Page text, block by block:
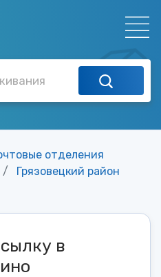
отделения
Грязовецкий район
в